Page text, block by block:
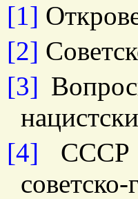
[1]
[2]
[3]
[4] СССР